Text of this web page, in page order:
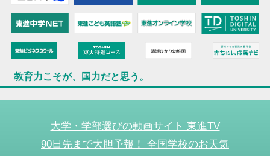
教育力こそが、国力だと思う。
大学・学部選びの動画サイト 東進TV
90日先まで大胆予報！ 全国学校のお天気